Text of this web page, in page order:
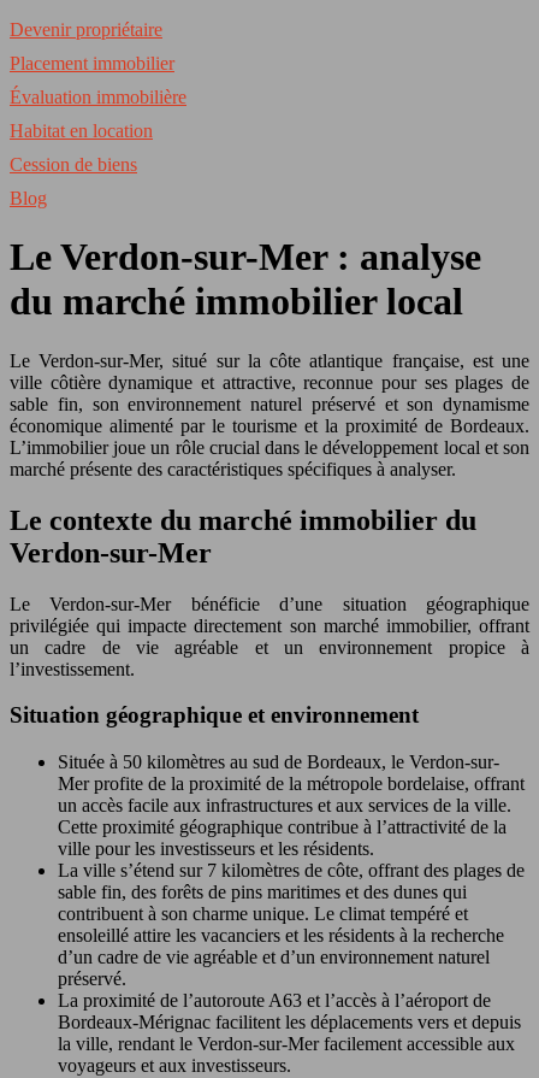
Devenir propriétaire
Placement immobilier
Évaluation immobilière
Habitat en location
Cession de biens
Blog
Le Verdon-sur-Mer : analyse
du marché immobilier local
Le Verdon-sur-Mer, situé sur la côte atlantique française, est une
ville côtière dynamique et attractive, reconnue pour ses plages de
sable fin, son environnement naturel préservé et son dynamisme
économique alimenté par le tourisme et la proximité de Bordeaux.
L’immobilier joue un rôle crucial dans le développement local et son
marché présente des caractéristiques spécifiques à analyser.
Le contexte du marché immobilier du
Verdon-sur-Mer
Le Verdon-sur-Mer bénéficie d’une situation géographique
privilégiée qui impacte directement son marché immobilier, offrant
un cadre de vie agréable et un environnement propice à
l’investissement.
Situation géographique et environnement
Située à 50 kilomètres au sud de Bordeaux, le Verdon-sur-
Mer profite de la proximité de la métropole bordelaise, offrant
un accès facile aux infrastructures et aux services de la ville.
Cette proximité géographique contribue à l’attractivité de la
ville pour les investisseurs et les résidents.
La ville s’étend sur 7 kilomètres de côte, offrant des plages de
sable fin, des forêts de pins maritimes et des dunes qui
contribuent à son charme unique. Le climat tempéré et
ensoleillé attire les vacanciers et les résidents à la recherche
d’un cadre de vie agréable et d’un environnement naturel
préservé.
La proximité de l’autoroute A63 et l’accès à l’aéroport de
Bordeaux-Mérignac facilitent les déplacements vers et depuis
la ville, rendant le Verdon-sur-Mer facilement accessible aux
voyageurs et aux investisseurs.